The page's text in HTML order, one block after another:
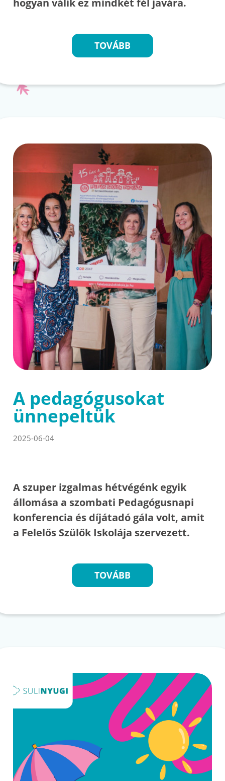
hogyan válik ez mindkét fél javára.
TOVÁBB
A pedagógusokat
ünnepeltük
2025-06-04
A szuper izgalmas hétvégénk egyik
állomása a szombati Pedagógusnapi
konferencia és díjátadó gála volt, amit
a Felelős Szülők Iskolája szervezett.
TOVÁBB